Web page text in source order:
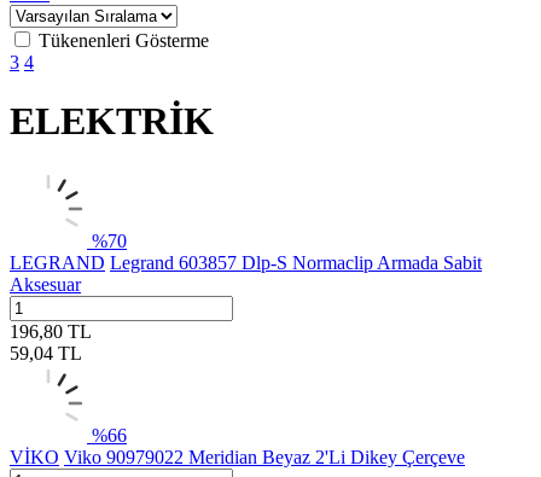
Tükenenleri Gösterme
3 4
ELEKTRİK
%70
LEGRAND Legrand 603857 Dlp-S Normaclip Armada Sabit
Aksesuar
196,80 TL
59,04 TL
%66
VİKO Viko 90979022 Meridian Beyaz 2'Li Dikey Çerçeve